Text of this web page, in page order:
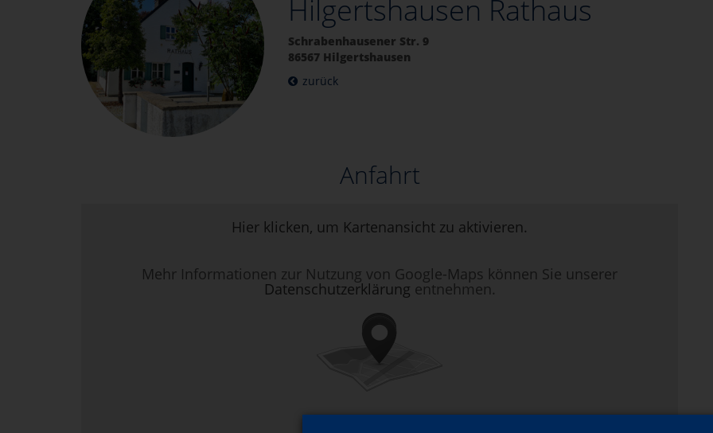
Hilgertshausen Rathaus
Schrabenhausener Str. 9
86567 Hilgertshausen
zurück
Anfahrt
Hier klicken, um Kartenansicht zu aktivieren.
Mehr Informationen zur Nutzung von Google-Maps können Sie unserer
Datenschutzerklärung entnehmen.